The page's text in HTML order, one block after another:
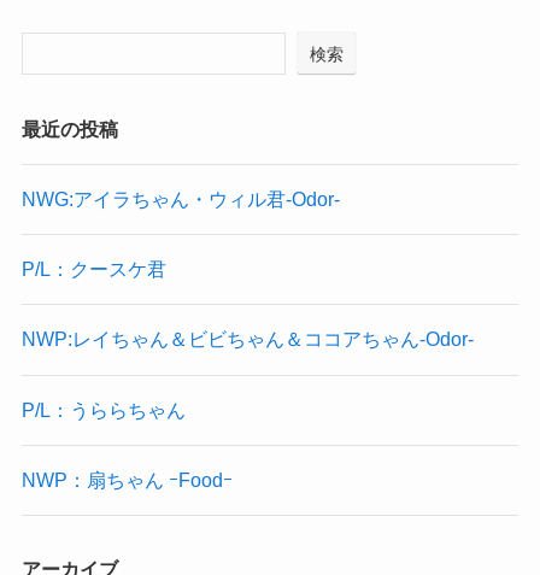
検索
最近の投稿
NWG:アイラちゃん・ウィル君-Odor-
P/L：クースケ君
NWP:レイちゃん＆ビビちゃん＆ココアちゃん-Odor-
P/L：うららちゃん
NWP：扇ちゃん ｰFoodｰ
アーカイブ